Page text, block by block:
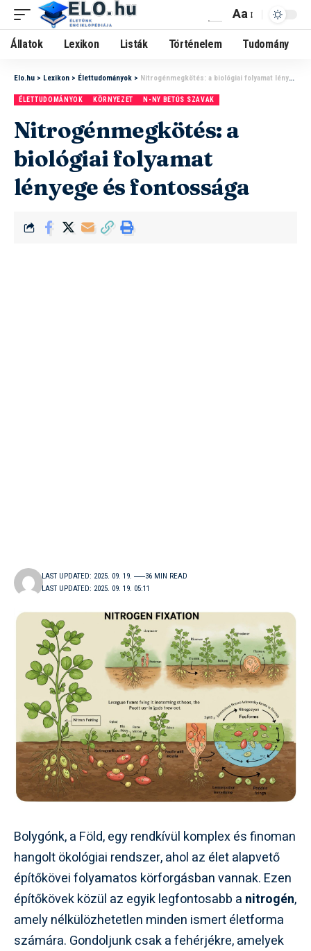
Aa
Állatok Lexikon Listák Történelem Tudomány
Elo.hu > Lexikon > Élettudományok > Nitrogénmegkötés: a biológiai folyamat lényege és fontossága
ÉLETTUDOMÁNYOK KÖRNYEZET N-NY BETŰS SZAVAK
Nitrogénmegkötés: a
biológiai folyamat
lényege és fontossága
LAST UPDATED: 2025. 09. 19. 05:11
LAST UPDATED: 2025. 09. 19. 36 MIN READ
Bolygónk, a Föld, egy rendkívül komplex és finoman
hangolt ökológiai rendszer, ahol az élet alapvető
építőkövei folyamatos körforgásban vannak. Ezen
építőkövek közül az egyik legfontosabb a nitrogén,
amely nélkülözhetetlen minden ismert életforma
számára. Gondoljunk csak a fehérjékre, amelyek